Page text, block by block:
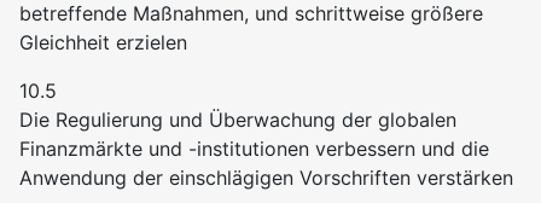
betreffende Maßnahmen, und schrittweise größere
Gleichheit erzielen
10.5
Die Regulierung und Überwachung der globalen
Finanzmärkte und -institutionen verbessern und die
Anwendung der einschlägigen Vorschriften verstärken